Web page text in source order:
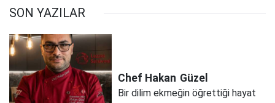
SON YAZILAR
Chef Hakan Güzel
Bir dilim ekmeğin öğrettiği hayat